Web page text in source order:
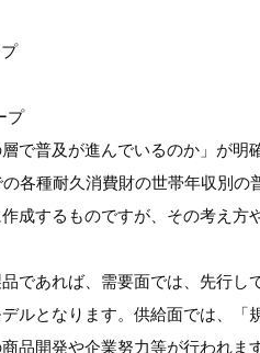
プ
で普及が進んでいるのか」が明
各種耐久消費財の世帯年収別の
成するものですが、その考え方
であれば、需要面では、先行し
ルとなります。供給面では、「
品開発や企業努力等が行われま